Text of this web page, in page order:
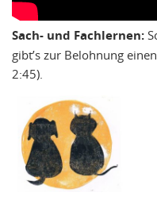
Sach- und Fachlernen:
gibt’s zur Belohnung
2:45).